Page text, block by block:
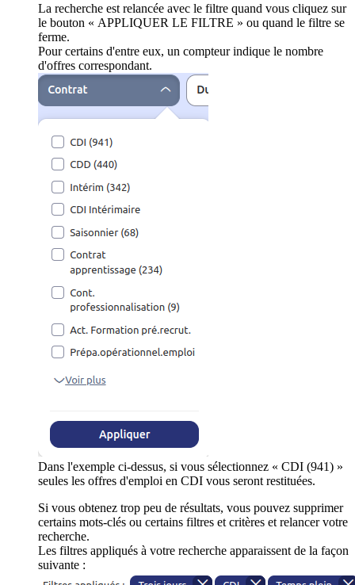
La recherche est relancée avec le filtre quand vous cliquez sur
le bouton « APPLIQUER LE FILTRE » ou quand le filtre se
ferme.
Pour certains d'entre eux, un compteur indique le nombre
d'offres correspondant.
Dans l'exemple ci-dessus, si vous sélectionnez « CDI (941) »
seules les offres d'emploi en CDI vous seront restituées.
Si vous obtenez trop peu de résultats, vous pouvez supprimer
certains mots-clés ou certains filtres et critères et relancer votre
recherche.
Les filtres appliqués à votre recherche apparaissent de la façon
suivante :